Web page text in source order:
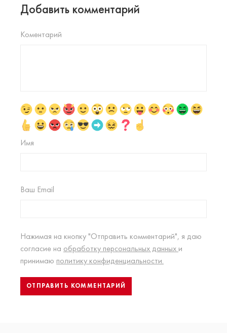
Добавить комментарий
Коментарий
Имя
Ваш Email
Нажимая на кнопку "Отправить комментарий", я даю
согласие на обработку персональных данных и
принимаю политику конфиденциальности.